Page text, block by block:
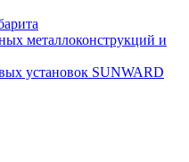
металлоконструкций и
установок SUNWARD